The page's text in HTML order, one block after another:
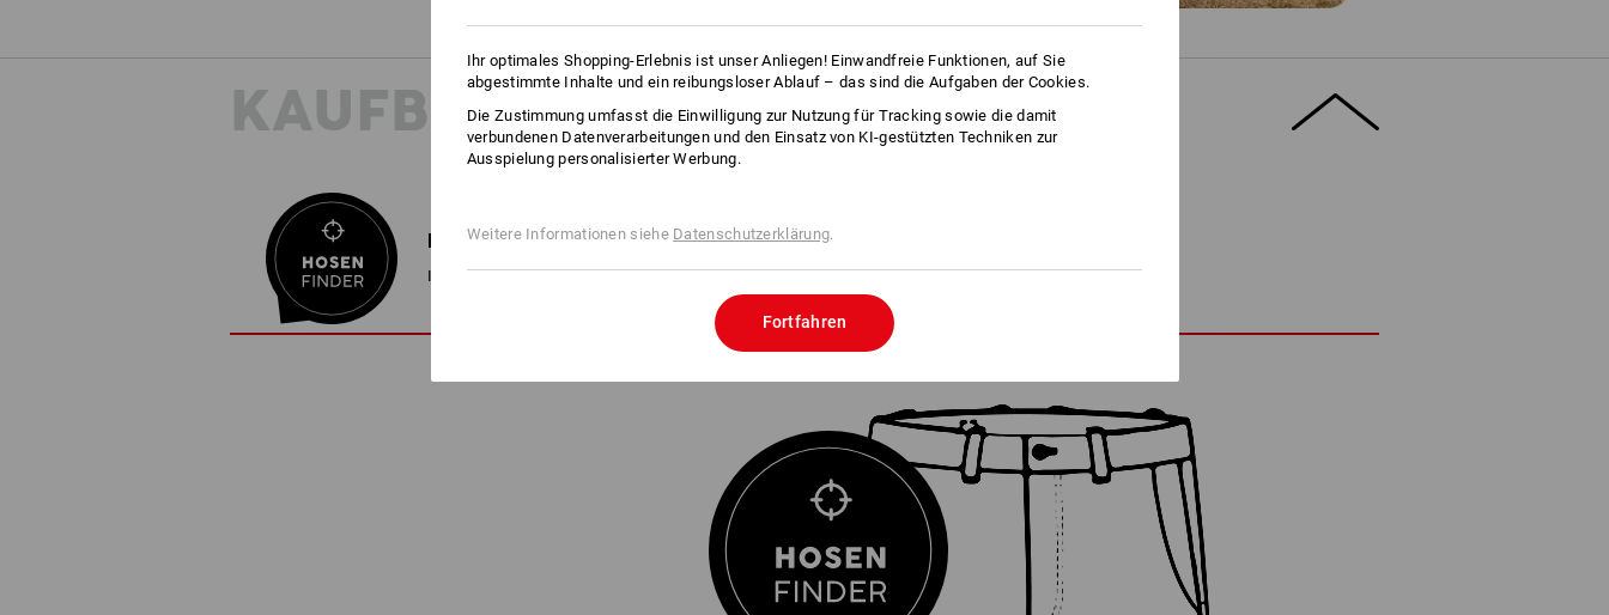
KAUFBERATUNG
HOSENFINDER
In 3 Schritten zur perfekten Hose
Ihr optimales Shopping-Erlebnis ist unser Anliegen! Einwandfreie Funktionen, auf Sie
abgestimmte Inhalte und ein reibungsloser Ablauf – das sind die Aufgaben der Cookies.
Die Zustimmung umfasst die Einwilligung zur Nutzung für Tracking sowie die damit
verbundenen Datenverarbeitungen und den Einsatz von KI-gestützten Techniken zur
Ausspielung personalisierter Werbung.
Weitere Informationen siehe Datenschutzerklärung.
Fortfahren